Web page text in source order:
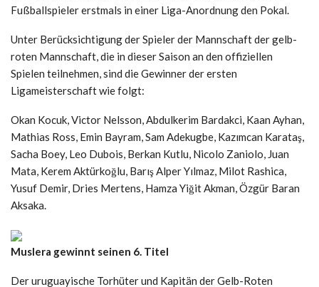
Fußballspieler erstmals in einer Liga-Anordnung den Pokal.
Unter Berücksichtigung der Spieler der Mannschaft der gelb-
roten Mannschaft, die in dieser Saison an den offiziellen
Spielen teilnehmen, sind die Gewinner der ersten
Ligameisterschaft wie folgt:
Okan Kocuk, Victor Nelsson, Abdulkerim Bardakci, Kaan Ayhan,
Mathias Ross, Emin Bayram, Sam Adekugbe, Kazımcan Karataş,
Sacha Boey, Leo Dubois, Berkan Kutlu, Nicolo Zaniolo, Juan
Mata, Kerem Aktürkoğlu, Barış Alper Yılmaz, Milot Rashica,
Yusuf Demir, Dries Mertens, Hamza Yiğit Akman, Özgür Baran
Aksaka.
Muslera gewinnt seinen 6. Titel
Der uruguayische Torhüter und Kapitän der Gelb-Roten